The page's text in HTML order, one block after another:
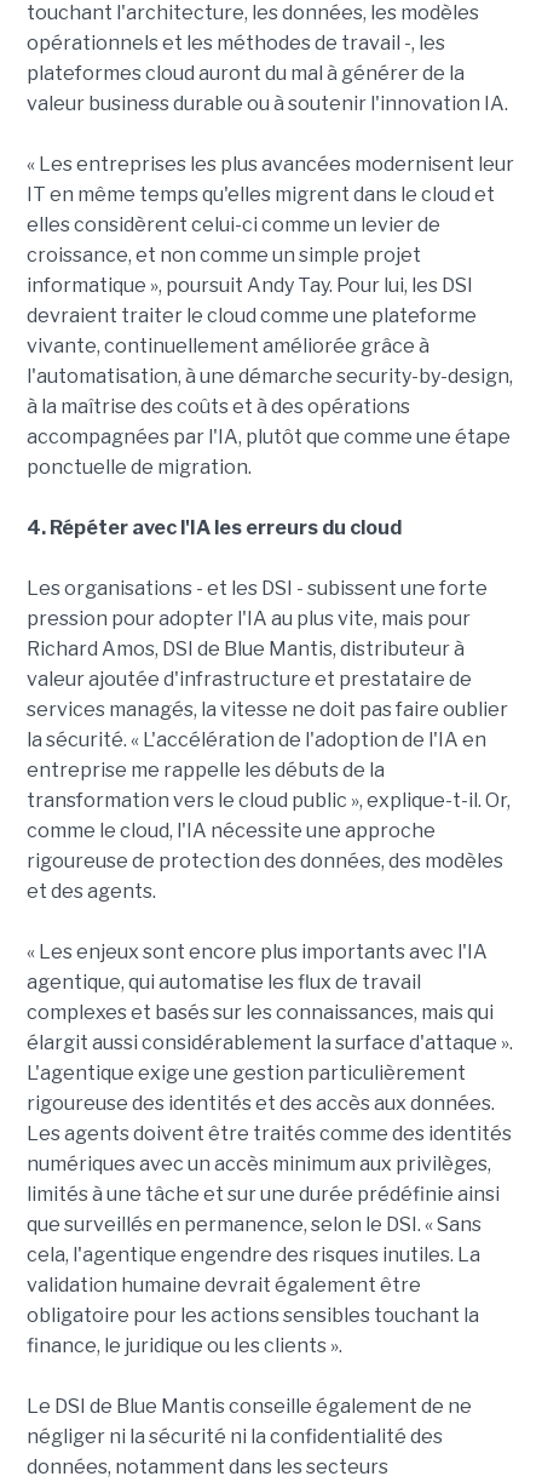
touchant l'architecture, les données, les modèles
opérationnels et les méthodes de travail -, les
plateformes cloud auront du mal à générer de la
valeur business durable ou à soutenir l'innovation IA.
« Les entreprises les plus avancées modernisent leur
IT en même temps qu'elles migrent dans le cloud et
elles considèrent celui-ci comme un levier de
croissance, et non comme un simple projet
informatique », poursuit Andy Tay. Pour lui, les DSI
devraient traiter le cloud comme une plateforme
vivante, continuellement améliorée grâce à
l'automatisation, à une démarche security-by-design,
à la maîtrise des coûts et à des opérations
accompagnées par l'IA, plutôt que comme une étape
ponctuelle de migration.
4. Répéter avec l'IA les erreurs du cloud
Les organisations - et les DSI - subissent une forte
pression pour adopter l'IA au plus vite, mais pour
Richard Amos, DSI de Blue Mantis, distributeur à
valeur ajoutée d'infrastructure et prestataire de
services managés, la vitesse ne doit pas faire oublier
la sécurité. « L'accélération de l'adoption de l'IA en
entreprise me rappelle les débuts de la
transformation vers le cloud public », explique-t-il. Or,
comme le cloud, l'IA nécessite une approche
rigoureuse de protection des données, des modèles
et des agents.
« Les enjeux sont encore plus importants avec l'IA
agentique, qui automatise les flux de travail
complexes et basés sur les connaissances, mais qui
élargit aussi considérablement la surface d'attaque ».
L'agentique exige une gestion particulièrement
rigoureuse des identités et des accès aux données.
Les agents doivent être traités comme des identités
numériques avec un accès minimum aux privilèges,
limités à une tâche et sur une durée prédéfinie ainsi
que surveillés en permanence, selon le DSI. « Sans
cela, l'agentique engendre des risques inutiles. La
validation humaine devrait également être
obligatoire pour les actions sensibles touchant la
finance, le juridique ou les clients ».
Le DSI de Blue Mantis conseille également de ne
négliger ni la sécurité ni la confidentialité des
données, notamment dans les secteurs